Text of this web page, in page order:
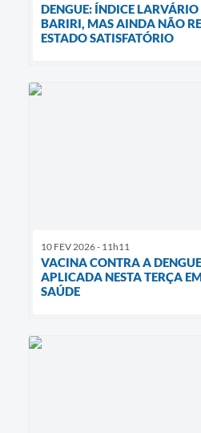
DENGUE: ÍNDICE
BARIRI, MAS AINDA NÃO
ESTADO SATISFATÓRIO
10 FEV 2026 - 11h11
VACINA CONTRA A
APLICADA NESTA TERÇA
SAÚDE